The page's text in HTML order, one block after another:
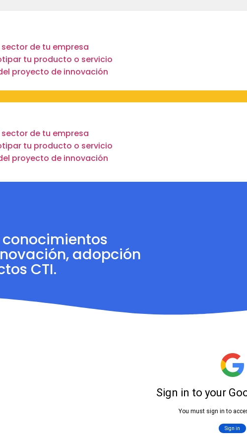
sector de tu empresa
tu producto o servicio
proyecto de innovación
sector de tu empresa
tu producto o servicio
proyecto de innovación
adopción
CTI.